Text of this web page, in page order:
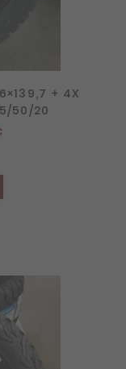
+ 4X
50/20
Aktueller